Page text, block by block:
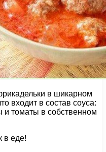
в шикарном
входит в состав соуса:
томаты в собственном
в еде!